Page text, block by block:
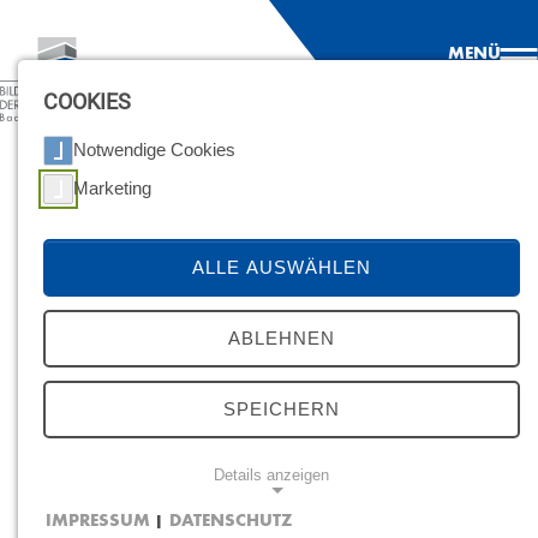
MENÜ
COOKIES
Notwendige Cookies
Marketing
ALLE AUSWÄHLEN
ABLEHNEN
SPEICHERN
Details anzeigen
IMPRESSUM DATENSCHUTZ